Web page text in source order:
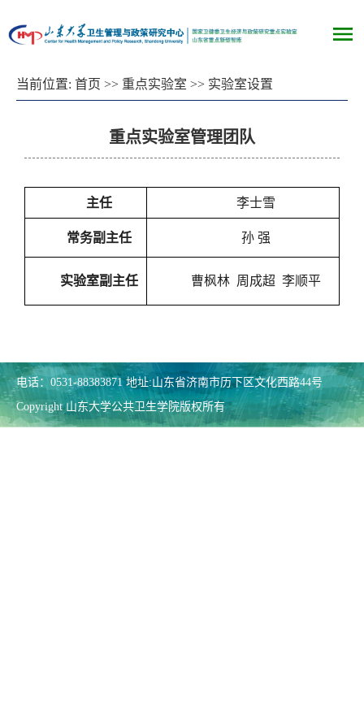
当前位置: 首页 >> 重点实验室 >> 实验室设置
重点实验室管理团队
主任 李士雪
常务副主任 孙 强
实验室副主任 曹枫林 周成超 李顺平
电话：0531-88383871 地址:山东省济南市历下区文化西路44号
Copyright 山东大学公共卫生学院版权所有